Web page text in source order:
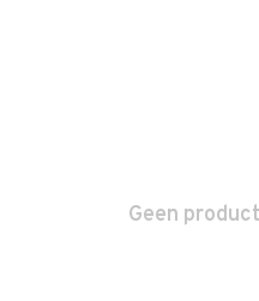
Geen